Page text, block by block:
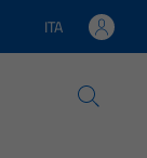
Lingua attiva:
ITA